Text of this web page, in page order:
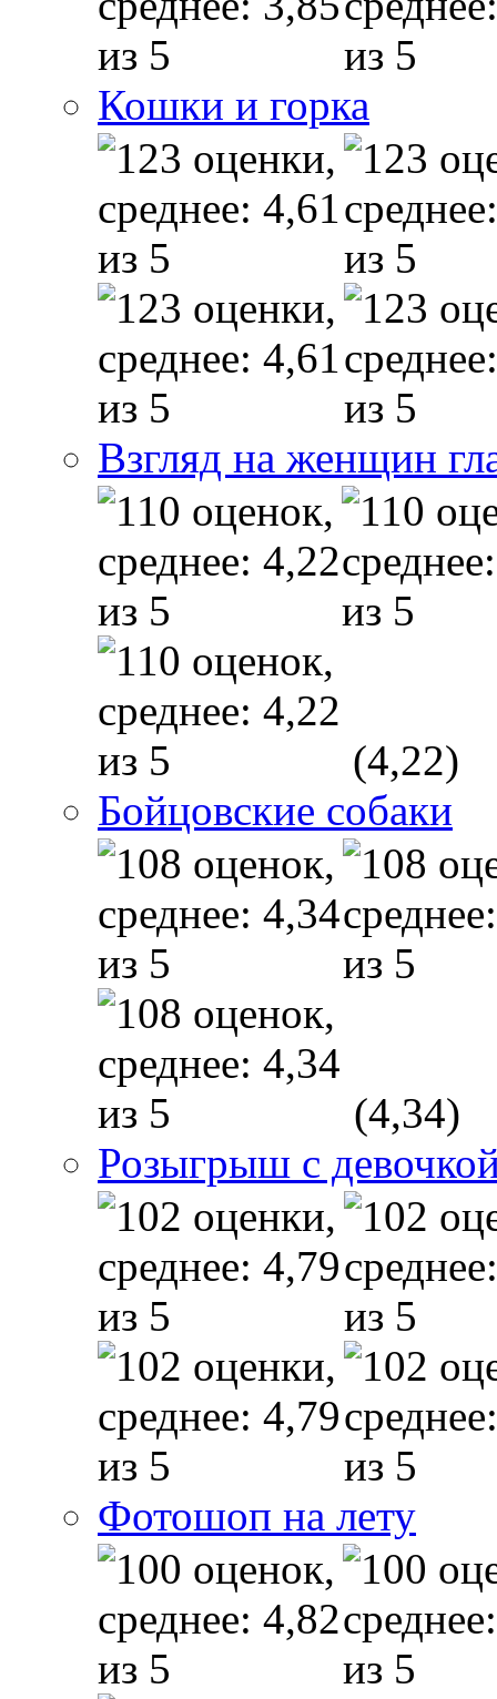
Кошки и горка
Взгляд на женщин
(4,22)
Бойцовские собаки
(4,34)
Розыгрыш с
Фотошоп на лету